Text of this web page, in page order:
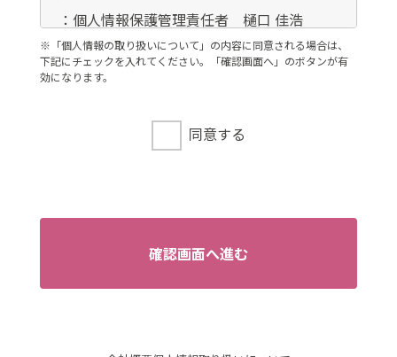
：個人情報保護管理責任者 樋口 佳浩
連絡先
：03-3735-3102
ご本人より書面等（ホームページや電子メ
ール等によるものを含む。以下「書面」と
わせ・お申込みに関する回答、資料送付、
※「個人情報の取り扱いについて」の内容に同意される場合は、
下記にチェックを入れてください。「確認画面へ」のボタンが有
効になります。
同意する
確認画面へ進む